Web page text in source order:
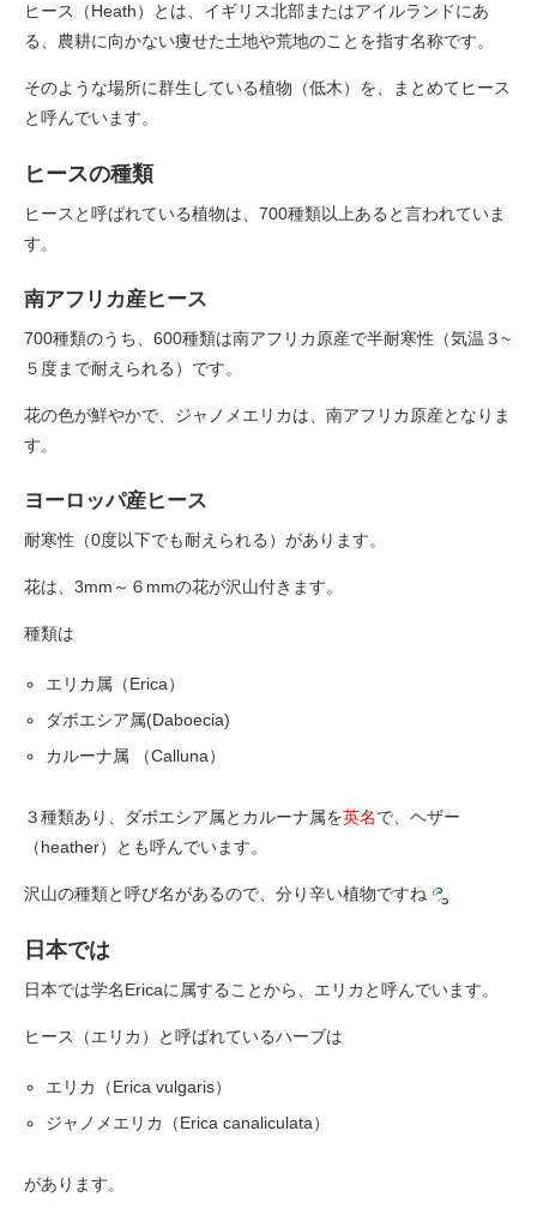
ヒース（Heath）とは、イギリス北部またはアイルランドにあ
る、農耕に向かない痩せた土地や荒地のことを指す名称です。
そのような場所に群生している植物（低木）を、まとめてヒース
と呼んでいます。
ヒースの種類
ヒースと呼ばれている植物は、700種類以上あると言われていま
す。
南アフリカ産ヒース
700種類のうち、600種類は南アフリカ原産で半耐寒性（気温３~
５度まで耐えられる）です。
花の色が鮮やかで、ジャノメエリカは、南アフリカ原産となりま
す。
ヨーロッパ産ヒース
耐寒性（0度以下でも耐えられる）があります。
花は、3mm～６mmの花が沢山付きます。
種類は
エリカ属（Erica）
ダボエシア属(Daboecia)
カルーナ属 （Calluna）
３種類あり、ダボエシア属とカルーナ属を英名で、ヘザー
（heather）とも呼んでいます。
沢山の種類と呼び名があるので、分り辛い植物ですね
日本では
日本では学名Ericaに属することから、エリカと呼んでいます。
ヒース（エリカ）と呼ばれているハーブは
エリカ（Erica vulgaris）
ジャノメエリカ（Erica canaliculata）
があります。